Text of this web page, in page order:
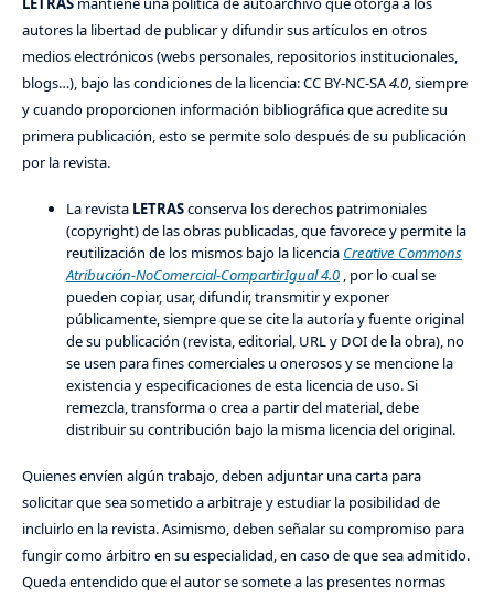
autores la libertad de publicar y difundir sus artículos en otros
medios electrónicos (webs personales, repositorios institucionales,
blogs…), bajo las condiciones de la licencia: CC BY-NC-SA4.0, siempre
y cuando proporcionen información bibliográfica que acredite su
primera publicación, esto se permite solo después de su publicación
por la revista.
La revista LETRASconserva los derechos patrimoniales
(copyright) de las obras publicadas, que favorece y permite la
reutilización de los mismos bajo la licencia Creative Commons
Atribución-NoComercial-CompartirIgual 4.0, por lo cual se
pueden copiar, usar, difundir, transmitir y exponer
públicamente, siempre que se cite la autoría y fuente original
de su publicación (revista, editorial, URL y DOI de la obra), no
se usen para fines comerciales u onerosos y se mencione la
existencia y especificaciones de esta licencia de uso. Si
remezcla, transforma o crea a partir del material, debe
distribuir su contribución bajo la misma licencia del original.
Quienes envíen algún trabajo, deben adjuntar una carta para
solicitar que sea sometido a arbitraje y estudiar la posibilidad de
incluirlo en la revista. Asimismo, deben señalar su compromiso para
fungir como árbitro en su especialidad, en caso de que sea admitido.
Queda entendido que el autor se somete a las presentes normas